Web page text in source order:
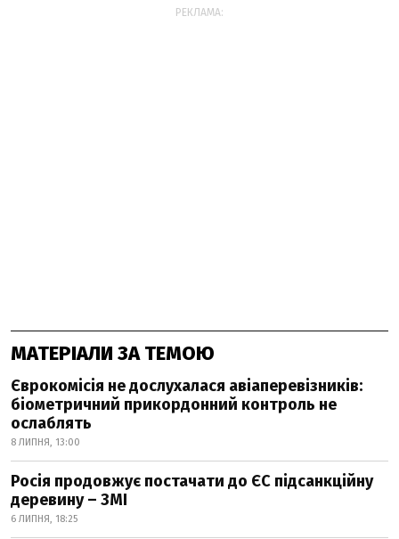
РЕКЛАМА:
МАТЕРІАЛИ ЗА ТЕМОЮ
Єврокомісія не дослухалася авіаперевізників:
біометричний прикордонний контроль не
ослаблять
8 ЛИПНЯ, 13:00
Росія продовжує постачати до ЄС підсанкційну
деревину – ЗМІ
6 ЛИПНЯ, 18:25